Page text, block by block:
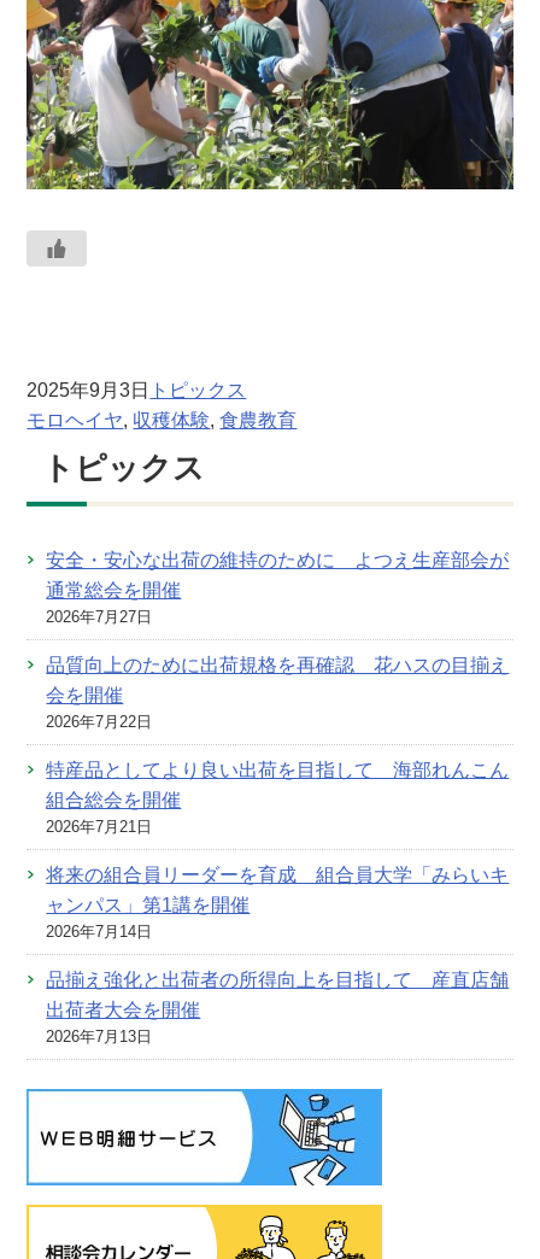
2025年9月3日 トピックス
モロヘイヤ, 収穫体験, 食農教育
トピックス
安全・安心な出荷の維持のために よつえ生産部会が
通常総会を開催
2026年7月27日
品質向上のために出荷規格を再確認 花ハスの目揃え
会を開催
2026年7月22日
特産品としてより良い出荷を目指して 海部れんこん
組合総会を開催
2026年7月21日
将来の組合員リーダーを育成 組合員大学「みらいキ
ャンパス」第1講を開催
2026年7月14日
品揃え強化と出荷者の所得向上を目指して 産直店舗
出荷者大会を開催
2026年7月13日